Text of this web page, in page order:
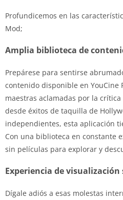
Profundicemos en las
Mod;
Amplia biblioteca de
Prepárese para sentirse
contenido disponible en YouCine
maestras aclamadas por la
desde éxitos de taquilla de
independientes, esta aplicación
Con una biblioteca en constante
sin películas para explorar y
Experiencia de
Dígale adiós a esas molestas